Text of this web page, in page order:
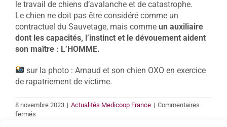
le travail de chiens d’avalanche et de catastrophe.
Le chien ne doit pas être considéré comme un
contractuel du Sauvetage, mais comme un auxiliaire
dont les capacités, l’instinct et le dévouement aident
son maître : L’HOMME.
sur la photo : Arnaud et son chien OXO en exercice
de rapatriement de victime.
8 novembre 2023 | Actualités Medicoop France | Commentaires
fermés